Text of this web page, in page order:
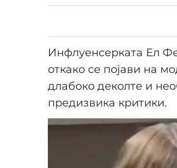
Инфлуенсерката Ел
откако се појави на
длабоко деколте и
предизвика критики.